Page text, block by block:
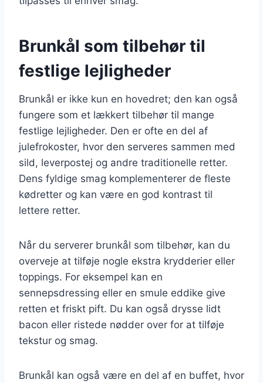
Brunkål som tilbehør til
festlige lejligheder
Brunkål er ikke kun en hovedret; den kan også
fungere som et lækkert tilbehør til mange
festlige lejligheder. Den er ofte en del af
julefrokoster, hvor den serveres sammen med
sild, leverpostej og andre traditionelle retter.
Dens fyldige smag komplementerer de fleste
kødretter og kan være en god kontrast til
lettere retter.
Når du serverer brunkål som tilbehør, kan du
overveje at tilføje nogle ekstra krydderier eller
toppings. For eksempel kan en
sennepsdressing eller en smule eddike give
retten et friskt pift. Du kan også drysse lidt
bacon eller ristede nødder over for at tilføje
tekstur og smag.
Brunkål kan også være en del af en buffet, hvor